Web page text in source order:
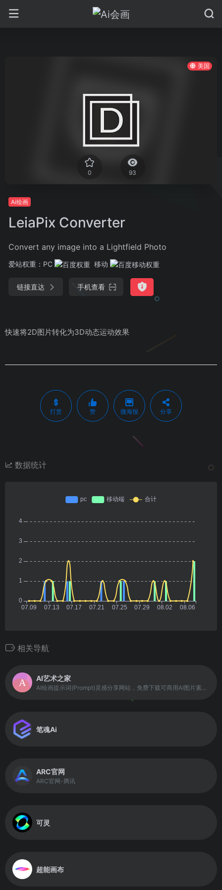
美国
0 93
Ai绘画
LeiaPix Converter
Convert any image into a Lightfield Photo
爱站权重： PC 移动
链接直达 手机查看
快速将2D图片转化为3D动态运动效果
打赏 赞 微海报 分享
数据统计
相关导航
AI艺术之家
AI绘画提示词(Prompt)灵感分享网站，免费下载可商用AI图片素材库
笔魂Ai
ARC官网
ARC官网-腾讯
可灵
超能画布